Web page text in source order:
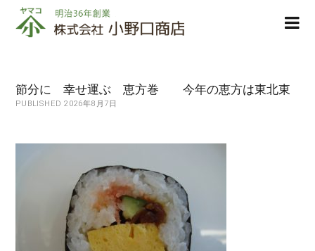
株
式
小
野
節分に 幸せ運ぶ 恵方巻 今年の恵方は東北東
PUBLISHED 2026年8月7日